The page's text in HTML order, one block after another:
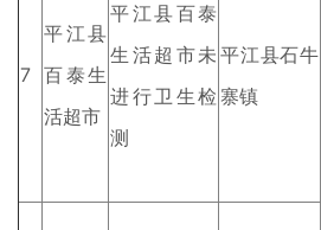
7
平江县
百泰生
活超市
平江县百泰
生活超市未
进行卫生检
测
平江县石牛
寨镇